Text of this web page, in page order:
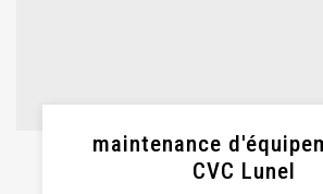
maintenance
CVC Lunel